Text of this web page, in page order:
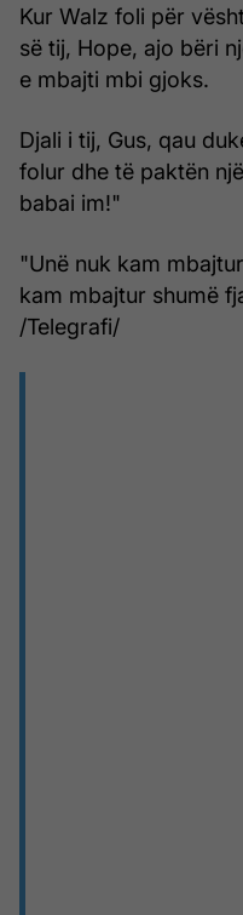
Kur Walz foli për
së tij, Hope, ajo bëri
e mbajti mbi gjoks.
Djali i tij, Gus, qau
folur dhe të paktën
babai im!"
"Unë nuk kam
kam mbajtur shumë
/Telegrafi/